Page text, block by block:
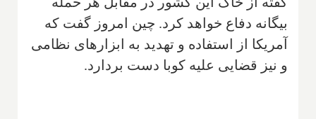
بیگانه دفاع خواهد کرد. چین امروز گفت که
آمریکا از استفاده و تهدید به ابزارهای نظامی
و نیز قضایی علیه کوبا دست بردارد.